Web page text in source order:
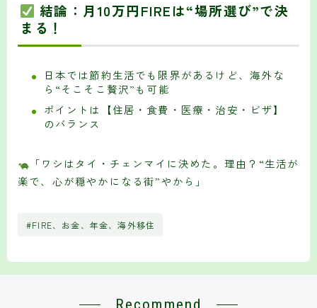
結論：月10万円FIREは“場所選び”で決
まる！
日本では節約生活でも限界があるけど、海外な
ら“そこそこ贅沢”も可能
ポイントは【住居・食費・医療・治安・ビザ】
のバランス
「ワシはタイ・チェンマイに決めた。理由？“生活が
楽で、心が穏やかになる街”やから」
#FIRE、お金、年金、海外移住
Recommend